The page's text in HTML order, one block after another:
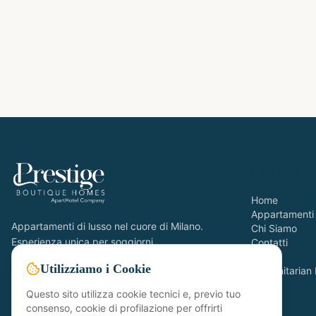
Appartamenti di lusso nel cuore di Milano.
Esperienza unica per soggiorni
indimenticabili.
P.IVA:12080630960
Home
Appartamenti
Chi Siamo
Contatti
Utilizziamo i Cookie
Questo sito utilizza cookie tecnici e, previo tuo
consenso, cookie di profilazione per offrirti